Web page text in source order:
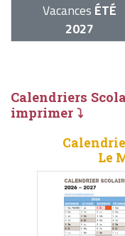
Vacances ÉTÉ
2027
Calendriers
imprimer ⤵
Le